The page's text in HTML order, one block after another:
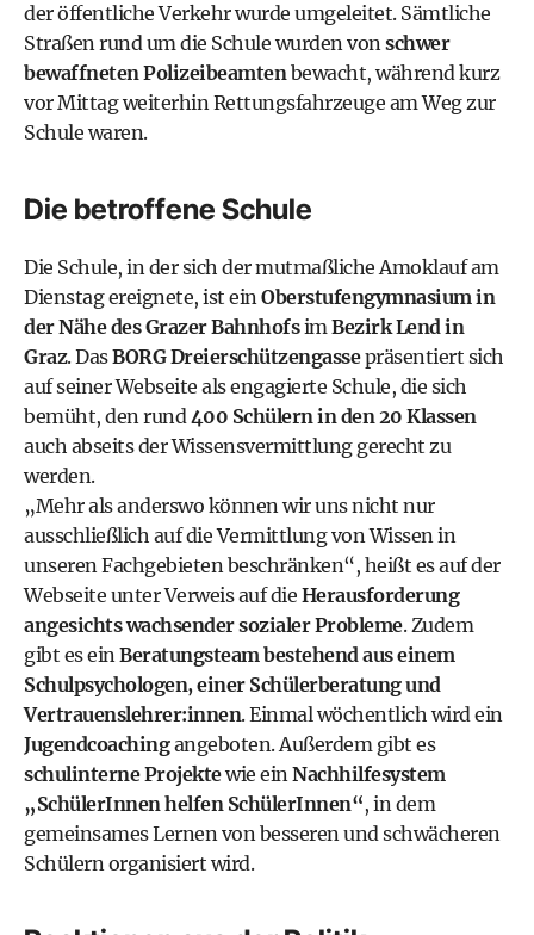
der öffentliche Verkehr wurde umgeleitet. Sämtliche
Straßen rund um die Schule wurden vonschwer
bewaffneten Polizeibeamtenbewacht, während kurz
vor Mittag weiterhin Rettungsfahrzeuge am Weg zur
Schule waren.
Die betroffene Schule
Die Schule, in der sich der mutmaßliche Amoklauf am
Dienstag ereignete, ist einOberstufengymnasium in
der Nähe des Grazer BahnhofsimBezirk Lend in
Graz. DasBORG Dreierschützengassepräsentiert sich
auf seiner Webseite als engagierte Schule, die sich
bemüht, den rund400 Schülern in den 20 Klassen
auch abseits der Wissensvermittlung gerecht zu
werden.
„Mehr als anderswo können wir uns nicht nur
ausschließlich auf die Vermittlung von Wissen in
unseren Fachgebieten beschränken“, heißt es auf der
Webseite unter Verweis auf die Herausforderung
angesichts wachsender sozialer Probleme. Zudem
gibt es einBeratungsteam bestehend aus einem
Schulpsychologen, einer Schülerberatung und
Vertrauenslehrer:innen. Einmal wöchentlich wird ein
Jugendcoachingangeboten. Außerdem gibt es
schulinterne Projektewie einNachhilfesystem
„SchülerInnen helfen SchülerInnen“, in dem
gemeinsames Lernen von besseren und schwächeren
Schülern organisiert wird.